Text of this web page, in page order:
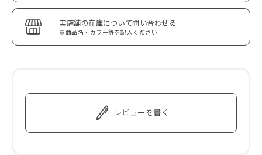
実店舗の在庫について問い合わせる
※商品名・カラー等を記入ください
レビューを書く